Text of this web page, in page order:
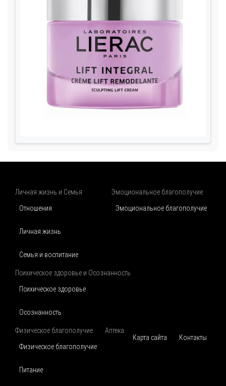
Личная жизнь и Семья
Отношения
Личная жизнь
Семья и воспитание
Эмоциональное благополучие
Эмоциональное благополучие
Психическое здоровье и Осознанность
Психическое здоровье
Осознанность
Физическое благополучие
Физическое благополучие
Питание
Аптека
Карта сайта
Контакты